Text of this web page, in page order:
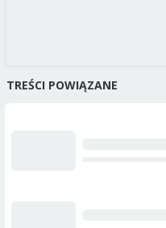
TREŚCI POWIĄZANE